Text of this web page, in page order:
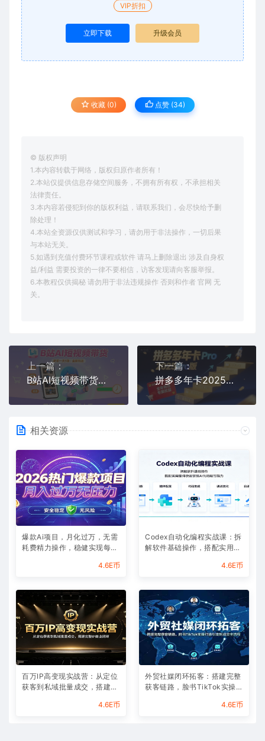
VIP折扣
立即下载 升级会员
收藏 (0) 点赞 (34)
© 版权声明
1.本内容转载于网络，版权归原作者所有！
2.本站仅提供信息存储空间服务，不拥有所有权，不承担相关
法律责任。
3.本内容若侵犯到你的版权利益，请联系我们，会尽快给予删
除处理！
4.本站全资源仅供测试和学习，请勿用于非法操作，一切后果
与本站无关。
5.如遇到充值付费环节课程或软件 请马上删除退出 涉及自身权
益/利益 需要投资的一律不要相信，访客发现请向客服举报。
6.本教程仅供揭秘 请勿用于非法违规操作 否则和作者 官网 无
关。
上一篇：
B站AI短视频带货，新手一天5张，全新玩法【保姆级教程】
下一篇：
拼多多年卡2025Pro版，五大板块从认知到基础、从推广到活动、从活动到玩法
相关资源
爆款Ai项目，月化过万，无需
耗费精力操作，稳健实现每月
4.6E币
Codex自动化编程实战课：拆
解软件基础操作，搭配实用插
4.6E币
百万IP高变现实战营：从定位
获客到私域批量成交，搭建完
4.6E币
外贸社媒闭环拓客：搭建完整
获客链路，脸书TikTok实操打
4.6E币